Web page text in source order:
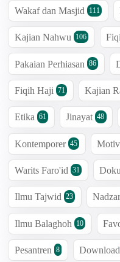
Wakaf dan Masjid 111
Kajian Nahwu 106
Pakaian Perhiasan 86
Fiqih Haji 71 Kajian
Etika 61 Jinayat 48
Kontemporer 45
Warits Faro'id 31
Ilmu Tajwid 23
Ilmu Balaghoh 10
Pesantren 8